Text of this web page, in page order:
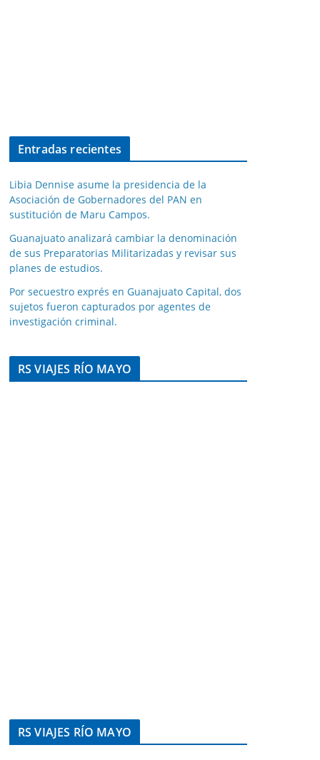
Entradas recientes
Libia Dennise asume la presidencia de la
Asociación de Gobernadores del PAN en
sustitución de Maru Campos.
Guanajuato analizará cambiar la denominación
de sus Preparatorias Militarizadas y revisar sus
planes de estudios.
Por secuestro exprés en Guanajuato Capital, dos
sujetos fueron capturados por agentes de
investigación criminal.
RS VIAJES RÍO MAYO
RS VIAJES RÍO MAYO